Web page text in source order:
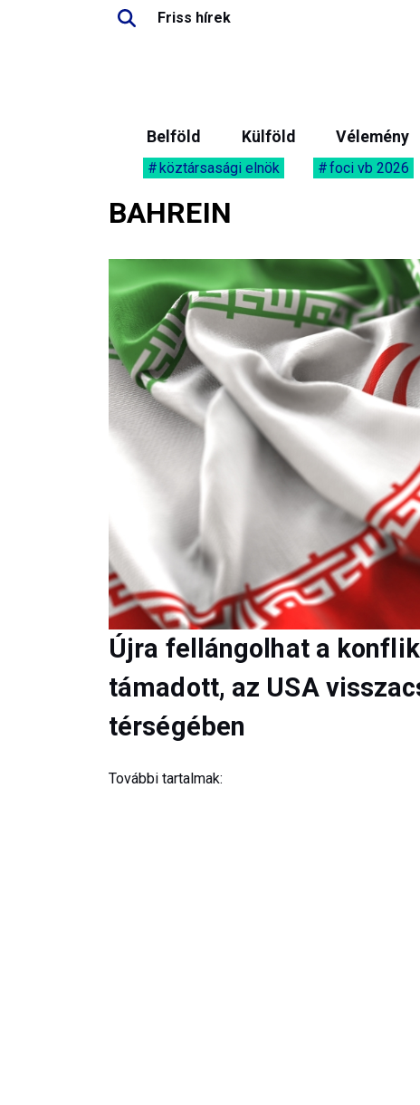
Friss hírek
Belföld Külföld Vélemény
köztársasági elnök foci vb 2026
BAHREIN
Újra fellángolhat a
támadott, az USA
térségében
További tartalmak: